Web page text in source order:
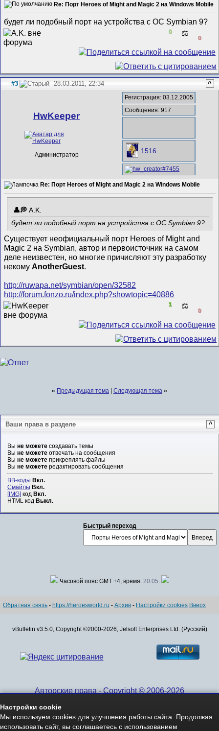
Re: Порт Heroes of Might and Magic 2 на Windows Mobile
будет ли подобный порт на устройства с ОС Symbian 9?
0 ⚖️
0
#3 28.03.2011, 22:34 ^
HwKeeper
Администратор
Регистрация: 03.12.2005
Сообщения: 917
1516
Re: Порт Heroes of Might and Magic 2 на Windows Mobile
A.K.
будет ли подобный порт на устройства с ОС Symbian 9?
Существует неофициальный порт Heroes of Might and
Magic 2 на Symbian, автор и первоисточник на самом
деле неизвестен, но многие причисляют эту разработку
некомуAnotherGuest.
http://ruwapa.net/symbian/open/32582
http://forum.fonzo.ru/index.php?showtopic=40886
1 ⚖️
0
« Предыдущая тема | Следующая тема »
Ваши права в разделе ^
Вы не можетесоздавать темы
Вы не можетеотвечать на сообщения
Вы не можетеприкреплять файлы
Вы не можетередактировать сообщения
BB-коды Вкл.
Смайлы Вкл.
[IMG]код Вкл.
HTML код Выкл.
Быстрый переход
Часовой пояс GMT +4, время: 20:05.
Обратная связь - https://heroesworld.ru - Архив - Настройки cookies Вверх
vBulletin v3.5.0, Copyright ©2000-2026, Jelsoft Enterprises Ltd. (Русский)
Авторские права - Copyright © 2006-2026
Настройки cookie
Мы используем cookies для улучшения работы сайта. Продолжая
использовать сайт, вы соглашаетесь с использованием